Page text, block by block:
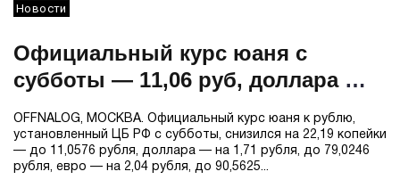
Новости
Официальный курс юаня с
субботы — 11,06 руб, доллара —
79,02 руб, евро — 90,56 руб
OFFNALOG, МОСКВА. Официальный курс юаня к рублю,
установленный ЦБ РФ с субботы, снизился на 22,19 копейки
— до 11,0576 рубля, доллара — на 1,71 рубля, до 79,0246
рубля, евро — на 2,04 рубля, до 90,5625...